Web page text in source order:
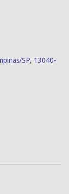
SP, 13040-